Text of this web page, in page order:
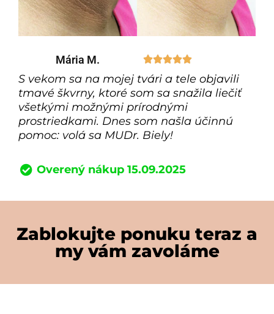
Mária M. 
S vekom sa na mojej tvári a tele objavili
tmavé škvrny, ktoré som sa snažila liečiť
všetkými možnými prírodnými
prostriedkami. Dnes som našla účinnú
pomoc: volá sa MUDr. Biely!
Overený nákup 15.09.2025
Zablokujte ponuku teraz a
my vám zavoláme